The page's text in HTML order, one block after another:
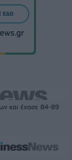
και έχασε 84-89